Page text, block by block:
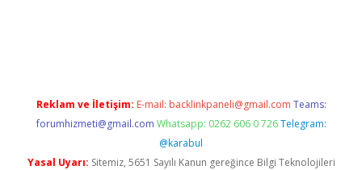
Reklam ve İletişim: E-mail: backlinkpaneli@gmail.com Teams:
forumhizmeti@gmail.com Whatsapp: 0262 606 0 726 Telegram:
@karabul
Yasal Uyarı: Sitemiz, 5651 Sayılı Kanun gereğince Bilgi Teknolojileri